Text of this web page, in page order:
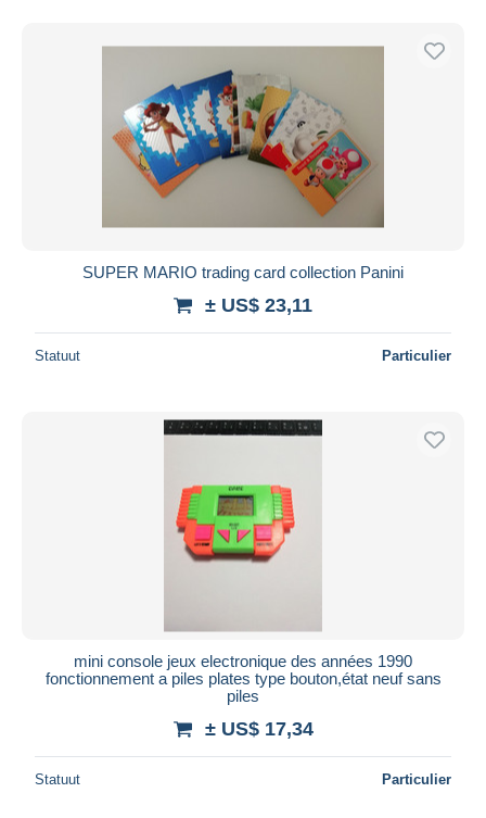
SUPER MARIO trading card collection Panini
± US$ 23,11
Statuut Particulier
mini console jeux electronique des années 1990
fonctionnement a piles plates type bouton,état neuf sans
piles
± US$ 17,34
Statuut Particulier